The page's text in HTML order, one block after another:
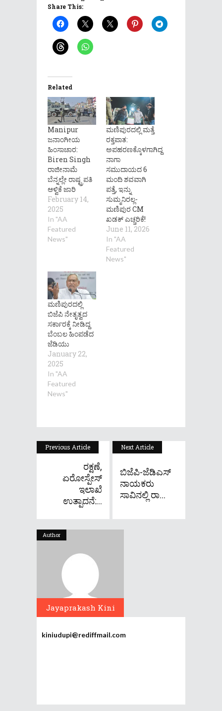
Share This:
Related
Manipur
ಜನಾಂಗೀಯ
ಹಿಂಸಾಚಾರ:
Biren Singh
ರಾಜೀನಾಮೆ
ಬೆನ್ನಲ್ಲೇ ರಾಷ್ಟ್ರಪತಿ
ಆಳ್ವಿಕೆ ಜಾರಿ
February 14,
2025
In "AA
Featured
News"
ಮಣಿಪುರದಲ್ಲಿ ಮತ್ತೆ
ರಕ್ತಪಾತ:
ಅಪಹರಣಕ್ಕೊಳಗಾಗಿದ್ದ
ನಾಗಾ
ಸಮುದಾಯದ 6
ಮಂದಿ ಶವವಾಗಿ
ಪತ್ತೆ, ಇನ್ನು
ಸುಮ್ಮನಿರಲ್ಲ-
ಮಣಿಪುರ CM
ಖಡಕ್ ಎಚ್ಚರಿಕೆ!
June 11, 2026
In "AA
Featured
News"
ಮಣಿಪುರದಲ್ಲಿ
ಬಿಜೆಪಿ ನೇತೃತ್ವದ
ಸರ್ಕಾರಕ್ಕೆ ನೀಡಿದ್ದ
ಬೆಂಬಲ ಹಿಂಪಡೆದ
ಜೆಡಿಯು
January 22,
2025
In "AA
Featured
News"
Previous Article
ರಕ್ಷಣೆ,
ಏರೋಸ್ಪೇಸ್
ಇಲಾಖೆ
ಉತ್ಪಾದನೆ:...
Next Article
ಬಿಜೆಪಿ-ಜೆಡಿಎಸ್
ನಾಯಕರು
ಸಾವಿನಲ್ಲಿ ರಾ...
Author
Jayaprakash Kini
kiniudupi@rediffmail.com